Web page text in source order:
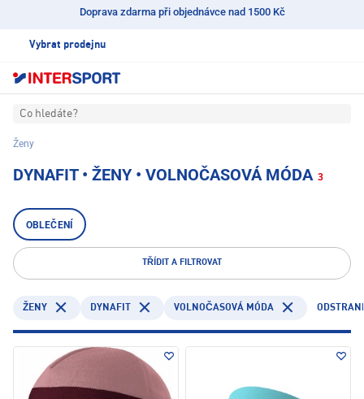
Doprava zdarma při objednávce nad 1500 Kč
Vybrat prodejnu
Co hledáte?
Ženy
DYNAFIT • ŽENY • VOLNOČASOVÁ MÓDA 3
OBLEČENÍ
TŘÍDIT A FILTROVAT
ŽENY DYNAFIT VOLNOČASOVÁ MÓDA